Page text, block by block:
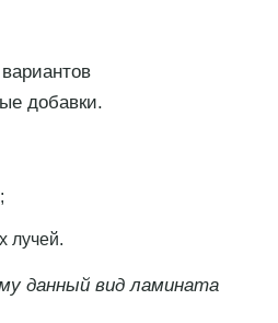
добавки.
лучей.
данный вид ламината